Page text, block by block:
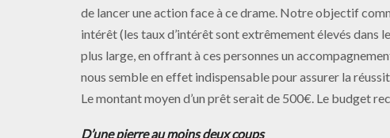
de lancer une action face à ce drame. Notre objectif
intérêt (les taux d’intérêt sont extrêmement élevés
plus large, en offrant à ces personnes un
nous semble en effet indispensable pour assurer la
Le montant moyen d’un prêt serait de 500€. Le budget
D’une pierre au moins deux coups